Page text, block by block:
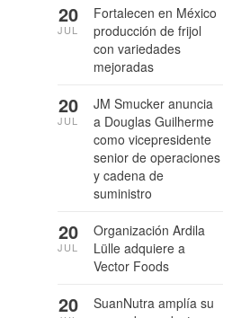
Fortalecen en México
producción de frijol
con variedades
mejoradas
20
JUL
JM Smucker anuncia
a Douglas Guilherme
como vicepresidente
senior de operaciones
y cadena de
suministro
20
JUL
Organización Ardila
Lülle adquiere a
Vector Foods
20
JUL
SuanNutra amplía su
20